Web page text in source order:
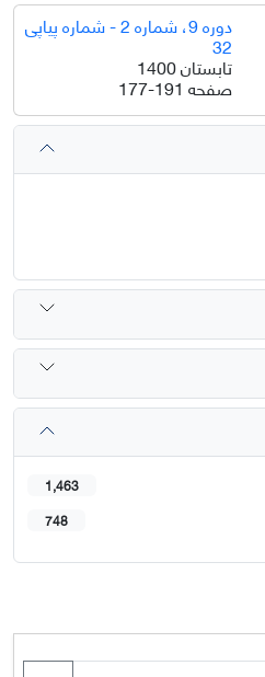
دوره 9، شماره 2 - شماره پیاپی
32
تابستان 1400
صفحه177-191
1,463
748